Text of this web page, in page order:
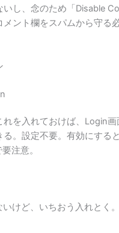
し、念のため「Disable
メント欄をスパムから守る
れを入れておけば、Login画
る。設定不要。有効にする
注意。
けど、いちおう入れとく。